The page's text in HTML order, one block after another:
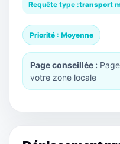
Requête type :transport
Priorité : Moyenne
Page conseillée :
votre zone locale